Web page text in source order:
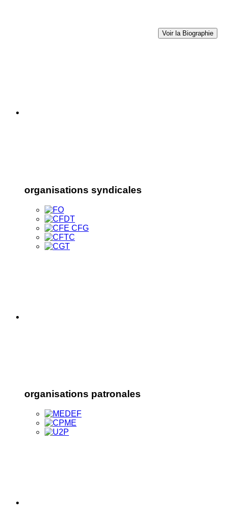
Voir la Biographie
organisations syndicales
organisations patronales